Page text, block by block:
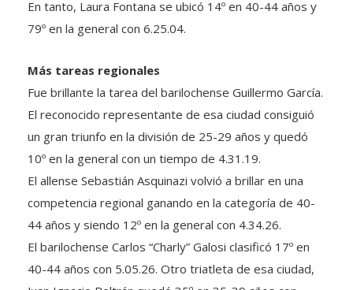
79º en la general con 6.25.04.
Fue brillante la tarea del barilochense Guillermo García.
El reconocido representante de esa ciudad consiguió
un gran triunfo en la división de 25-29 años y quedó
10º en la general con un tiempo de 4.31.19.
El allense Sebastián Asquinazi volvió a brillar en una
competencia regional ganando en la categoría de 40-
44 años y siendo 12º en la general con 4.34.26.
El barilochense Carlos “Charly” Galosi clasificó 17º en
40-44 años con 5.05.26. Otro triatleta de esa ciudad,
Juan Ignacio Beltrán quedó 35º en 35-39 años con